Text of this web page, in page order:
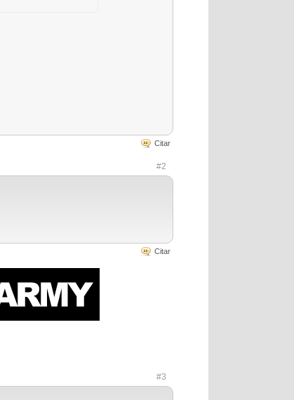
Citar
#2
Citar
#3